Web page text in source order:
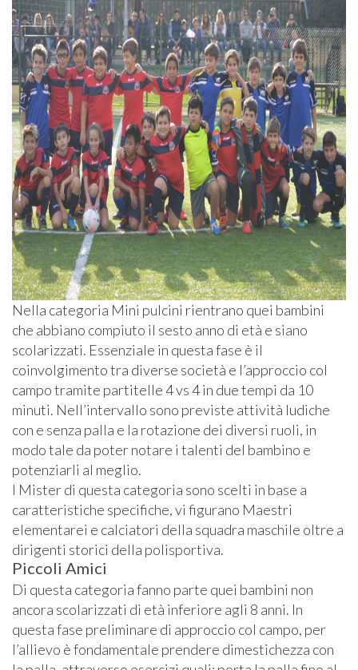
Nella categoria Mini pulcini rientrano quei bambini
che abbiano compiuto il sesto anno di età e siano
scolarizzati. Essenziale in questa fase è il
coinvolgimento tra diverse società e l’approccio col
campo tramite partitelle 4 vs 4 in due tempi da 10
minuti. Nell’intervallo sono previste attività ludiche
con e senza palla e la rotazione dei diversi ruoli, in
modo tale da poter notare i talenti del bambino e
potenziarli al meglio.
I Mister di questa categoria sono scelti in base a
caratteristiche specifiche, vi figurano Maestri
elementarei e calciatori della squadra maschile oltre a
dirigenti storici della polisportiva.
Piccoli Amici
Di questa categoria fanno parte quei bambini non
ancora scolarizzati di età inferiore agli 8 anni. In
questa fase preliminare di approccio col campo, per
l’allievo è fondamentale prendere dimestichezza con